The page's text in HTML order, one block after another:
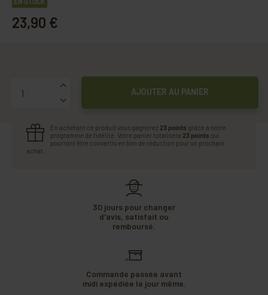
23,90 €
AJOUTER AU PANIER
En achetant ce produit vous gagnerez 23 points grâce à notre
programme de fidélité. Votre panier totalisera 23 points qui
pourront être convertis en bon de réduction pour un prochain
achat.
30 jours pour changer
d'avis, satisfait ou
remboursé.
Commande passée avant
midi expédiée le jour même.